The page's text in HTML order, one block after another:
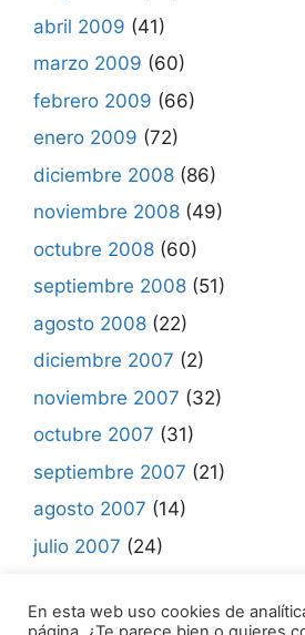
abril 2009 (41)
marzo 2009 (60)
febrero 2009 (66)
enero 2009 (72)
diciembre 2008 (86)
noviembre 2008 (49)
octubre 2008 (60)
septiembre 2008 (51)
agosto 2008 (22)
diciembre 2007 (2)
noviembre 2007 (32)
octubre 2007 (31)
septiembre 2007 (21)
agosto 2007 (14)
julio 2007 (24)
En esta web uso cookies de